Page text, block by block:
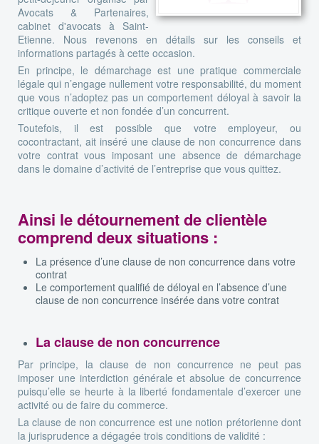
Avocats & Partenaires,
cabinet d'avocats à Saint-
Etienne. Nous revenons en détails sur les conseils et
informations partagés à cette occasion.
En principe, le démarchage est une pratique commerciale
légale qui n’engage nullement votre responsabilité, du moment
que vous n’adoptez pas un comportement déloyal à savoir la
critique ouverte et non fondée d’un concurrent.
Toutefois, il est possible que votre employeur, ou
cocontractant, ait inséré une clause de non concurrence dans
votre contrat vous imposant une absence de démarchage
dans le domaine d’activité de l’entreprise que vous quittez.
Ainsi le détournement de clientèle
comprend deux situations :
La présence d’une clause de non concurrence dans votre
contrat
Le comportement qualifié de déloyal en l’absence d’une
clause de non concurrence insérée dans votre contrat
La clause de non concurrence
Par principe, la clause de non concurrence ne peut pas
imposer une interdiction générale et absolue de concurrence
puisqu’elle se heurte à la liberté fondamentale d’exercer une
activité ou de faire du commerce.
La clause de non concurrence est une notion prétorienne dont
la jurisprudence a dégagée trois conditions de validité :